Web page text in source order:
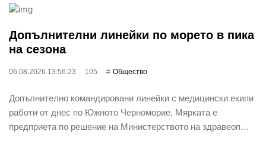
Допълнителни линейки по морето в пика
на сезона
06.08.2026 13:56:23 105 Общество
Допълнително командировани линейки с медицински екипи
работи от днес по Южното Черноморие. Мярката е
предприета по решение на Министерството на здравеоп…